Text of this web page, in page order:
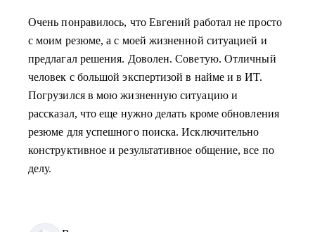
Очень понравилось, что Евгений работал не просто
с моим резюме, а с моей жизненной ситуацией и
предлагал решения. Доволен. Советую. Отличный
человек с большой экспертизой в найме и в ИТ.
Погрузился в мою жизненную ситуацию и
рассказал, что еще нужно делать кроме обновления
резюме для успешного поиска. Исключительно
конструктивное и результативное общение, все по
делу.